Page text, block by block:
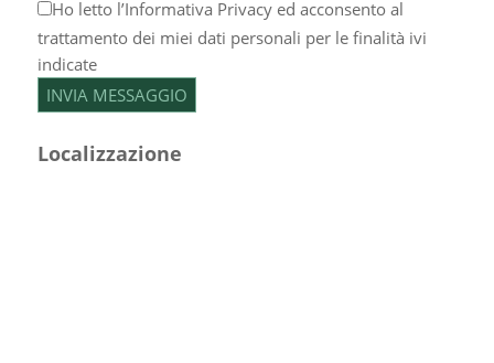
Ho letto l’Informativa Privacyed acconsento al
trattamento dei miei dati personali per le finalità ivi
indicate
Localizzazione